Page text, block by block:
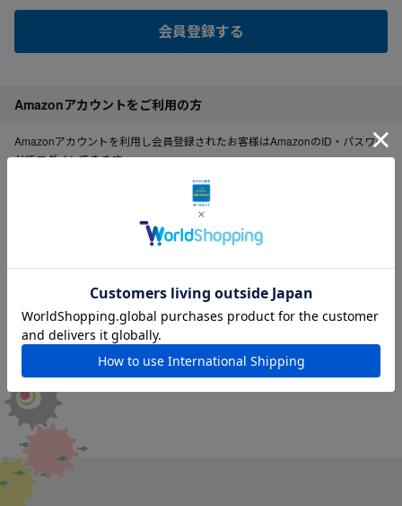
会員登録する
Amazonアカウントをご利用の方
Amazonアカウントを利用し会員登録されたお客様はAmazonのID・パスワー
ドでログインできます。